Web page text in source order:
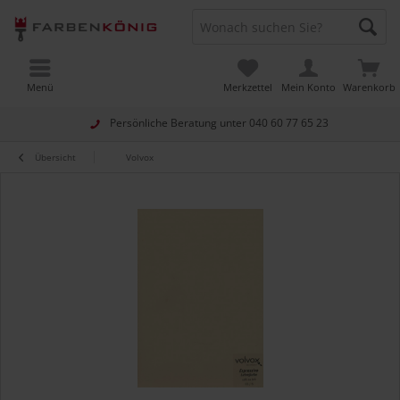
Persönliche Beratung unter 040 60 77 65 23
Warenkorb
Merkzettel Mein Konto
Menü
Übersicht Volvox